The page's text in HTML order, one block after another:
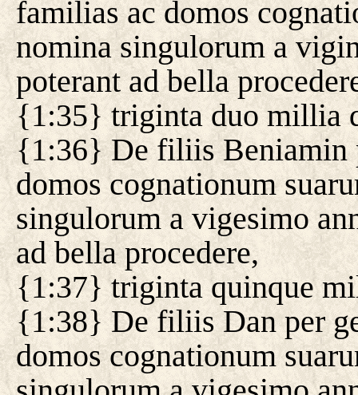
familias ac domos
nomina singulorum a
poterant ad bella
{1:35} triginta duo millia
{1:36} De filiis Beniamin
domos cognationum
singulorum a vigesimo
ad bella procedere,
{1:37} triginta quinque
{1:38} De filiis Dan per
domos cognationum